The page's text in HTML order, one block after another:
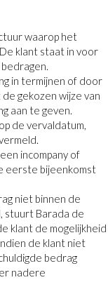
waarop het
klant staat in voor
in termijnen of door
gekozen wijze van
aan te geven.
de vervaldatum,
incompany of
eerste bijeenkomst
niet binnen de
stuurt Barada de
klant de mogelijkheid
de klant niet
bedrag
nadere